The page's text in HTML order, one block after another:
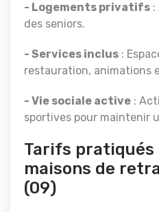
- Logements privatifs :
des seniors.
- Services inclus :
restauration, animations
- Vie sociale active :
sportives pour maintenir
Tarifs pratiqués
maisons de
(09)